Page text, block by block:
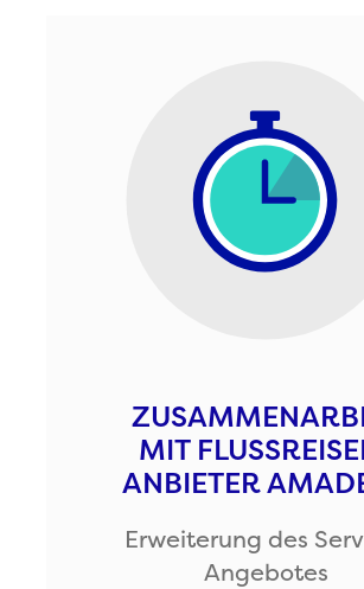
MIT
ANBIETER
Erweiterung des
Angebotes